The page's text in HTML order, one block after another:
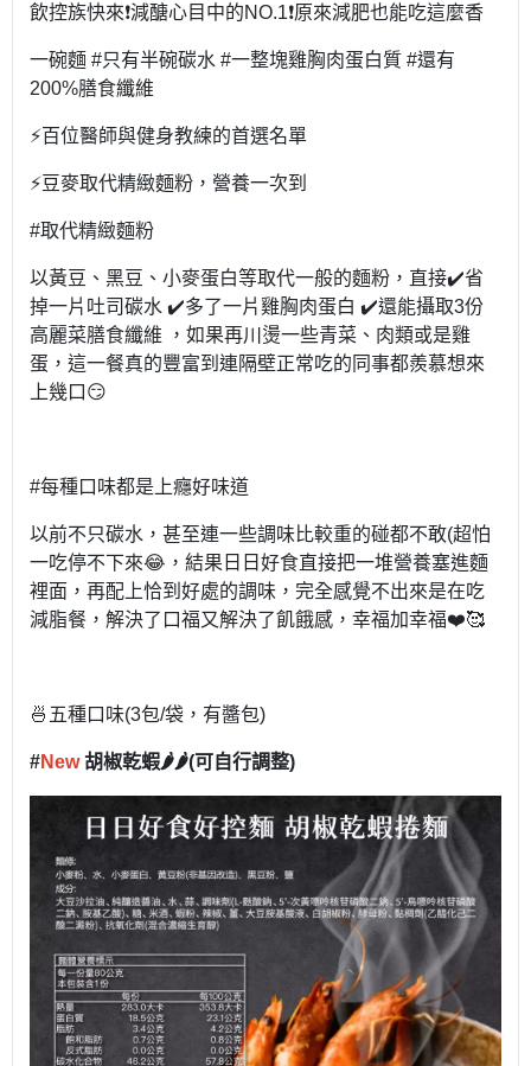
飲控族快來❗減醣心目中的NO.1❗原來減肥也能吃這麼香
一碗麵 #只有半碗碳水 #一整塊雞胸肉蛋白質 #還有
200%膳食纖維
⚡百位醫師與健身教練的首選名單
⚡豆麥取代精緻麵粉，營養一次到
#取代精緻麵粉
以黃豆、黑豆、小麥蛋白等取代一般的麵粉，直接✔️省
掉一片吐司碳水 ✔️多了一片雞胸肉蛋白 ✔️還能攝取3份
高麗菜膳食纖維 ，如果再川燙一些青菜、肉類或是雞
蛋，這一餐真的豐富到連隔壁正常吃的同事都羨慕想來
上幾口😏
#每種口味都是上癮好味道
以前不只碳水，甚至連一些調味比較重的碰都不敢(超怕
一吃停不下來😂，結果日日好食直接把一堆營養塞進麵
裡面，再配上恰到好處的調味，完全感覺不出來是在吃
減脂餐，解決了口福又解決了飢餓感，幸福加幸福❤️🥰
🍜五種口味(3包/袋，有醬包)
#New 胡椒乾蝦🌶️🌶️(可自行調整)